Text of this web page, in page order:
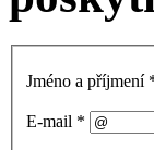
Jméno a příjmení
E-mail *